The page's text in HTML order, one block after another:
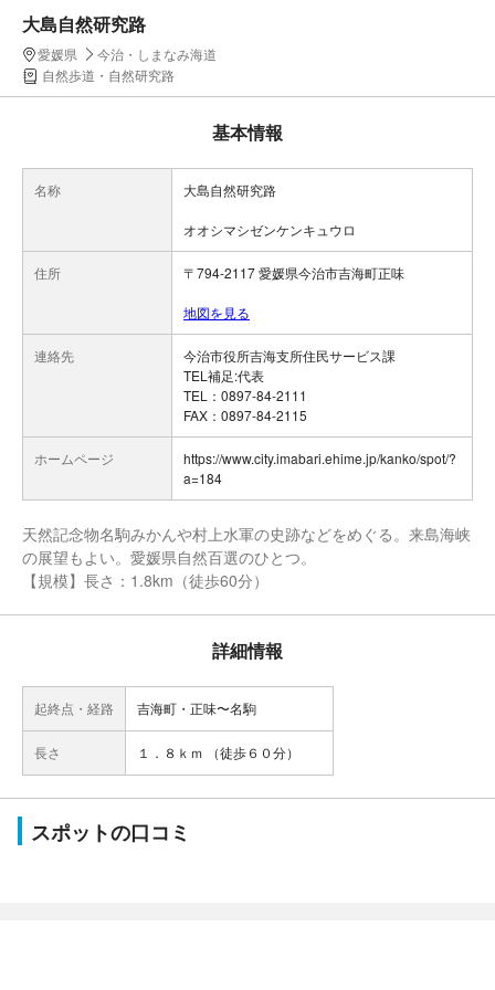
大島自然研究路
愛媛県
今治・しまなみ海道
自然歩道・自然研究路
基本情報
名称 大島自然研究路
オオシマシゼンケンキュウロ
住所 〒794-2117 愛媛県今治市吉海町正味
地図を見る
連絡先
今治市役所吉海支所住民サービス課
TEL補足:代表
TEL：0897-84-2111
FAX：0897-84-2115
ホームページ
https://www.city.imabari.ehime.jp/kanko/spot/?
a=184
天然記念物名駒みかんや村上水軍の史跡などをめぐる。来島海峡
の展望もよい。愛媛県自然百選のひとつ。
【規模】長さ：1.8km（徒歩60分）
詳細情報
起終点・経路 吉海町・正味〜名駒
長さ １．８ｋｍ （徒歩６０分）
スポットの口コミ